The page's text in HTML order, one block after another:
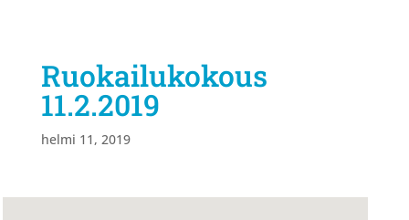
Ruokailukokous
11.2.2019
helmi 11, 2019